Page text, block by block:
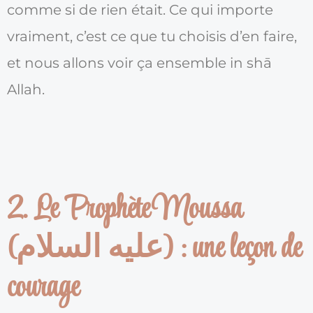
comme si de rien était. Ce qui importe
vraiment, c’est ce que tu choisis d’en faire,
et nous allons voir ça ensemble in shā
Allah.
2. Le Prophète Moussa
(عليه السلام) : une leçon de
courage